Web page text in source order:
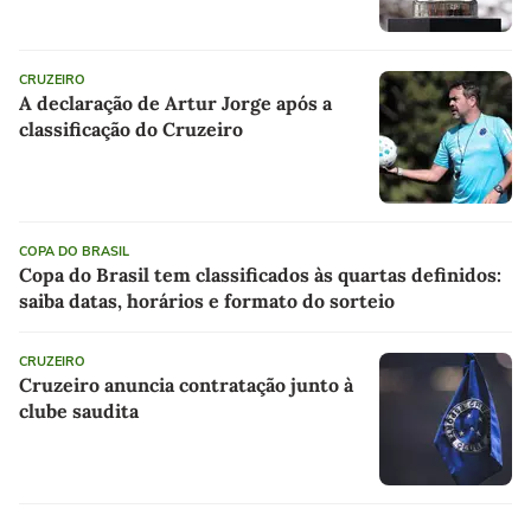
CRUZEIRO
A declaração de Artur Jorge após a
classificação do Cruzeiro
COPA DO BRASIL
Copa do Brasil tem classificados às quartas definidos:
saiba datas, horários e formato do sorteio
CRUZEIRO
Cruzeiro anuncia contratação junto à
clube saudita